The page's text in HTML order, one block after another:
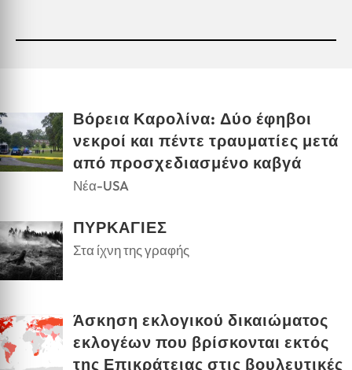
Βόρεια Καρολίνα: Δύο έφηβοι
νεκροί και πέντε τραυματίες μετά
από προσχεδιασμένο καβγά
Νέα-USA
ΠΥΡΚΑΓΙΕΣ
Στα ίχνη της γραφής
Άσκηση εκλογικού δικαιώματος
εκλογέων που βρίσκονται εκτός
της Επικράτειας στις βουλευτικές